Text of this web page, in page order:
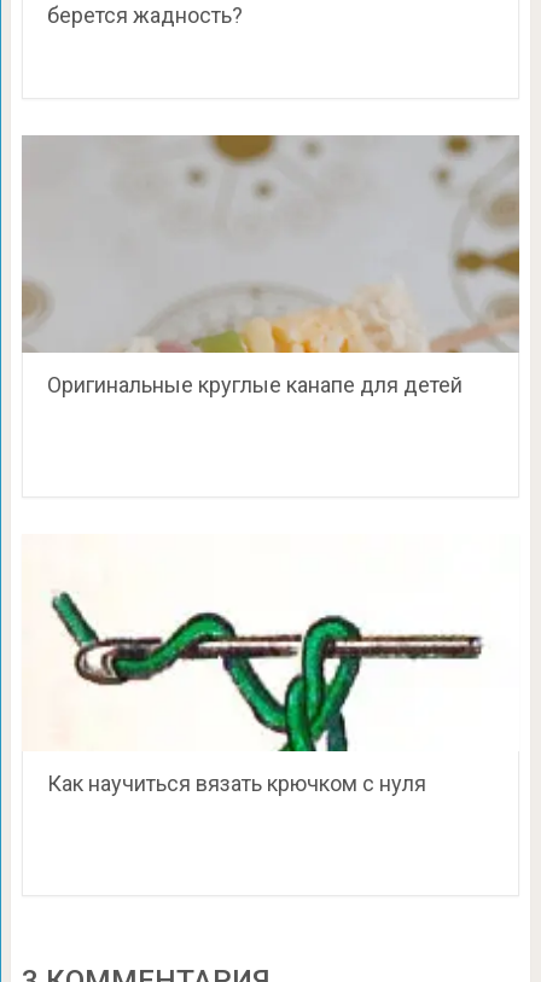
берется жадность?
Оригинальные круглые канапе для детей
Как научиться вязать крючком с нуля